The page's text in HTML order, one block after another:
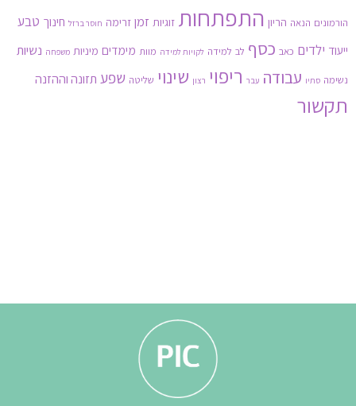
הורמונים הנאה הריון התפתחות זוגיות זמן זרימה חוסר ברזל חינוך טבע
ייעוד ילדים כאב כסף לב למידה לקויות למידה מוות מימדים מיניות משפחה נשיות
נשימה סתיו עבודה עבר ריפוי רצון שינוי שליטה שפע תזונה וההזנה
תקשור